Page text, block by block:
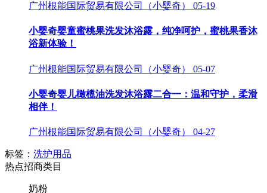
广州根能国际贸易有限公司（小婴奇） 05-19
小婴奇婴童蜜桃果洗发沐浴露，纯净呵护，蜜桃果香沐
浴新体验！
广州根能国际贸易有限公司（小婴奇） 05-07
小婴奇婴儿橄榄油洗发沐浴露二合一：温和守护，柔滑
相伴！
广州根能国际贸易有限公司（小婴奇） 04-27
标签： 洗护用品
热点招商类目
奶粉